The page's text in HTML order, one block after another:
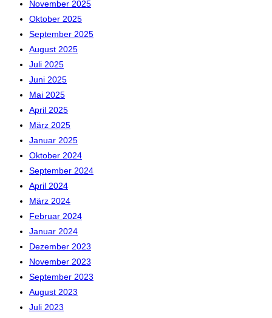
November 2025
Oktober 2025
September 2025
August 2025
Juli 2025
Juni 2025
Mai 2025
April 2025
März 2025
Januar 2025
Oktober 2024
September 2024
April 2024
März 2024
Februar 2024
Januar 2024
Dezember 2023
November 2023
September 2023
August 2023
Juli 2023